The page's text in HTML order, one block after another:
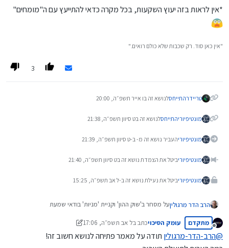
*אין לראות בזה יעוץ השקעות, בכל מקרה כדאי להתייעץ עם ה"מומחים"
"אין כאן סוד. רק שכבות שלא כולם רואים."
3
טריידרהתייחסלנושא זה בו אייר תשפ״ה, 20:00
מונטיפיוריהתייחסלנושא זה בט סיוון תשפ״ה, 21:38
מונטיפיוריהעביר נושא זה מ- ב-ט סיוון תשפ״ה, 21:39
מונטיפיוריביטל את הצמדת נושא זה בט סיוון תשפ״ה, 21:40
מונטיפיוריביטל את נעילת נושא זה ב-ל אב תשפ״ה, 15:25
הרב הדר מרגוליןעל מסחר ב'שוק ההון' וקניית 'מניות' בודאי שמעת
ברצוני ליידע אותך על אמצעי נוסף להשקעה בשוק ההון ושמה
'אופציות'.
השאלה היא: - האם זה בשבילך?
הקדמה:
מנותק
מתקדם עומק הסיכויכתב בל אב תשפ״ה, 17:06
נערך לאחרונה על ידי עומק הסיכוי
@הרב-הדר-מרגוליןתודה על מאמר פתיחה לנושא חשוב זה!